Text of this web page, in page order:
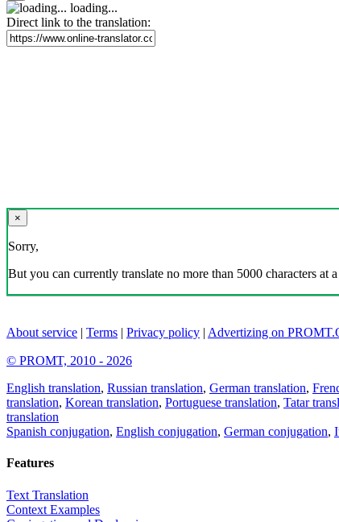
loading...
Direct link to the translation:
×
Sorry,
But you can currently translate no more than 5000 characters at
About service | Terms | Privacy policy | Advertizing on
© PROMT, 2010 - 2026
English translation, Russian translation, German translation,
translation, Korean translation, Portuguese translation, Tatar
translation
Spanish conjugation, English conjugation, German conjugation,
Features
Text Translation
Context Examples